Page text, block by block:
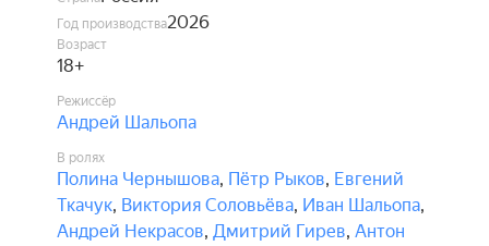
Год производства2026
Возраст
18+
Режиссёр
Андрей Шальопа
В ролях
Полина Чернышова, Пётр Рыков, Евгений
Ткачук, Виктория Соловьёва, Иван Шальопа,
Андрей Некрасов, Дмитрий Гирев, Антон